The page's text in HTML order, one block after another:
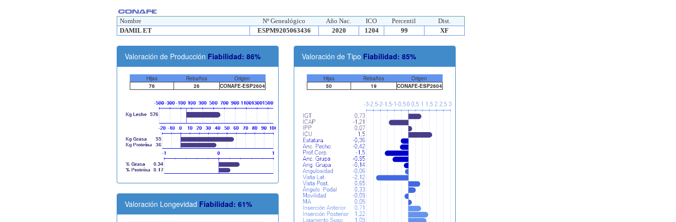
Nombre Nº Genealógico Año Nac. ICO Percentil
Dist.
DAMIL ET
ESPM9205063436 2020 1204 99 XF
Valoración de Producción Fiabilidad: 86%
Hijas Rebaños
Origen
76
26 CONAFE-ESP2604
Valoración Longevidad Fiabilidad: 61%
Valoración de Tipo Fiabilidad: 85%
Hijas Rebaños
Origen
50
19 CONAFE-ESP2604